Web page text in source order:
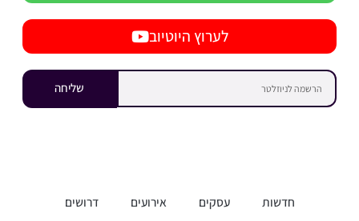
לערוץ היוטיוב
שליחה
חדשות עסקים אירועים
דרושים